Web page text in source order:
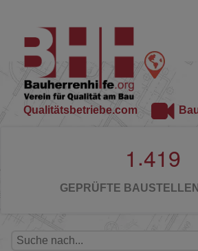
Qualitätsbetriebe.com
1 .419
GEPRÜFTE